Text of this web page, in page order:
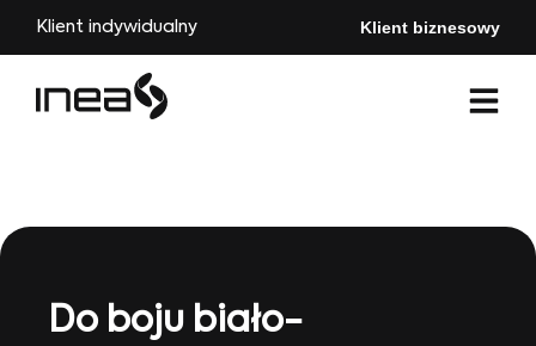
Klient indywidualny Klient biznesowy
Do boju biało-